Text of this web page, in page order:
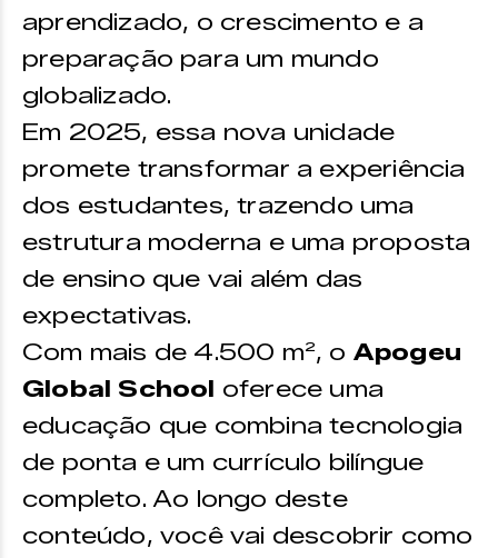
aprendizado, o crescimento e a
preparação para um mundo
globalizado.
Em 2025, essa nova unidade
promete transformar a experiência
dos estudantes, trazendo uma
estrutura moderna e uma proposta
de ensino que vai além das
expectativas.
Com mais de 4.500 m², o Apogeu
Global School oferece uma
educação que combina tecnologia
de ponta e um currículo bilíngue
completo. Ao longo deste
conteúdo, você vai descobrir como